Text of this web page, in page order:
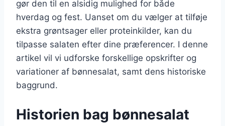
gør den til en alsidig mulighed for både
hverdag og fest. Uanset om du vælger at tilføje
ekstra grøntsager eller proteinkilder, kan du
tilpasse salaten efter dine præferencer. I denne
artikel vil vi udforske forskellige opskrifter og
variationer af bønnesalat, samt dens historiske
baggrund.
Historien bag bønnesalat